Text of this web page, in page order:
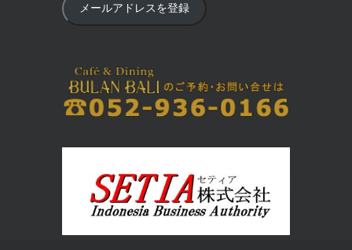
メールアドレスを登録